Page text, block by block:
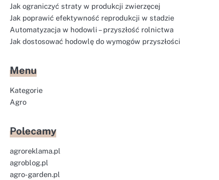
Jak ograniczyć straty w produkcji zwierzęcej
Jak poprawić efektywność reprodukcji w stadzie
Automatyzacja w hodowli – przyszłość rolnictwa
Jak dostosować hodowlę do wymogów przyszłości
Menu
Kategorie
Agro
Polecamy
agroreklama.pl
agroblog.pl
agro-garden.pl